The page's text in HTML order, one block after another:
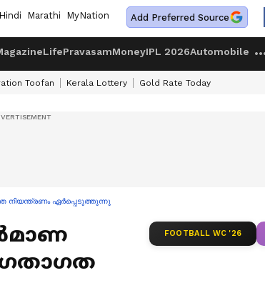
Hindi Marathi MyNation Add Preferred Source
LifePravasamMoneyIPL 2026Automobile
Toofan Kerala Lottery Gold Rate Today
നിയന്ത്രണം ഏർപ്പെടുത്തുന്നു
FOOTBALL WC '26